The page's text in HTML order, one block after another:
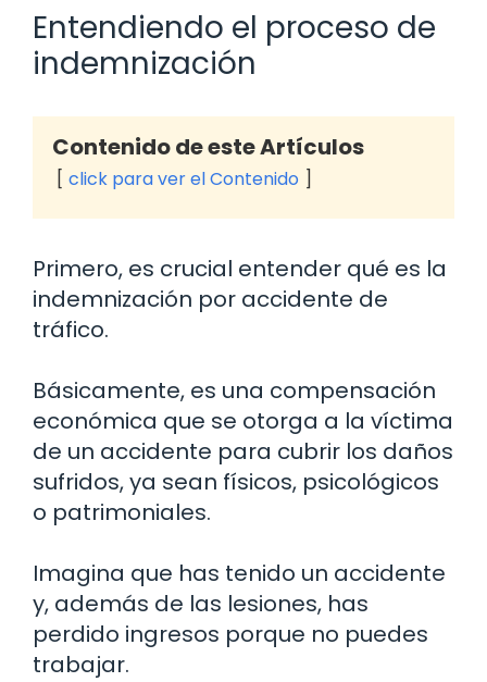
Entendiendo el proceso de
indemnización
Contenido de este Artículos
click para ver el Contenido
Primero, es crucial entender qué es la
indemnización por accidente de
tráfico.
Básicamente, es una compensación
económica que se otorga a la víctima
de un accidente para cubrir los daños
sufridos, ya sean físicos, psicológicos
o patrimoniales.
Imagina que has tenido un accidente
y, además de las lesiones, has
perdido ingresos porque no puedes
trabajar.